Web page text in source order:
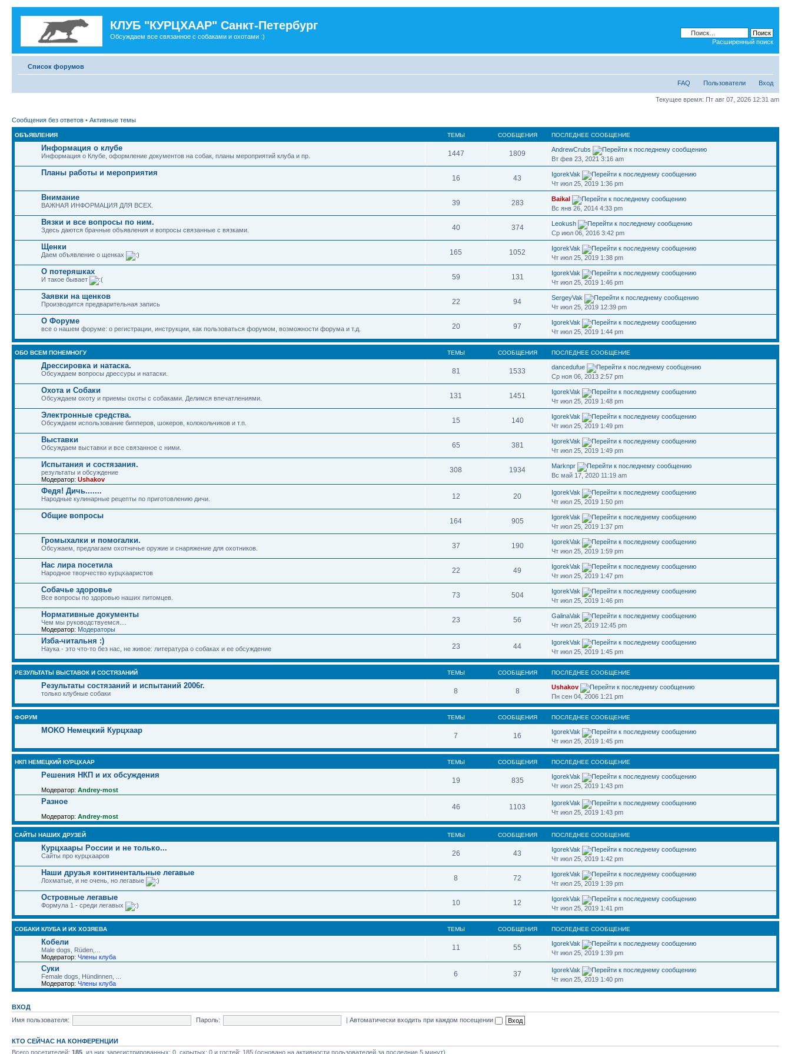
КЛУБ "КУРЦХААР" Санкт-Петербург
Обсуждаем все связанное с собаками и охотами :)
Расширенный поиск
Список форумов
FAQ Пользователи Вход
Текущее время: Пт авг 07, 2026 12:31 am
Сообщения без ответов • Активные темы
ОБЪЯВЛЕНИЯ ТЕМЫ СООБЩЕНИЯ ПОСЛЕДНЕЕ СООБЩЕНИЕ
Информация о клубе
Информация о Клубе, оформление документов на собак, планы мероприятий клуба и пр. 1447 1809
AndrewCrubs
Вт фев 23, 2021 3:16 am
Планы работы и мероприятия
16 43
IgorekVak
Чт июл 25, 2019 1:36 pm
Внимание
ВАЖНАЯ ИНФОРМАЦИЯ ДЛЯ ВСЕХ. 39 283
Baikal
Вс янв 26, 2014 4:33 pm
Вязки и все вопросы по ним.
Здесь даются брачные объявления и вопросы связанные с вязками. 40 374
Leokush
Ср июл 06, 2016 3:42 pm
Щенки
Даем объявление о щенках 165 1052
IgorekVak
Чт июл 25, 2019 1:38 pm
О потеряшках
И такое бывает 59 131
IgorekVak
Чт июл 25, 2019 1:46 pm
Заявки на щенков
Производится предварительная запись 22 94
SergeyVak
Чт июл 25, 2019 12:39 pm
О Форуме
все о нашем форуме: о регистрации, инструкции, как пользоваться форумом, возможности форума и т.д. 20 97
IgorekVak
Чт июл 25, 2019 1:44 pm
ОБО ВСЕМ ПОНЕМНОГУ ТЕМЫ СООБЩЕНИЯ ПОСЛЕДНЕЕ СООБЩЕНИЕ
Дрессировка и натаска.
Обсуждаем вопросы дрессуры и натаски. 81 1533
dancedufue
Ср ноя 06, 2013 2:57 pm
Охота и Собаки
Обсуждаем охоту и приемы охоты с собаками. Делимся впечатлениями. 131 1451
IgorekVak
Чт июл 25, 2019 1:48 pm
Электронные средства.
Обсуждаем использование бипперов, шокеров, колокольчиков и т.п. 15 140
IgorekVak
Чт июл 25, 2019 1:49 pm
Выставки
Обсуждаем выставки и все связанное с ними. 65 381
IgorekVak
Чт июл 25, 2019 1:49 pm
Испытания и состязания.
результаты и обсуждение
Модератор: Ushakov
308 1934
Marknpr
Вс май 17, 2020 11:19 am
Федя! Дичь.......
Народные кулинарные рецепты по приготовлению дичи. 12 20
IgorekVak
Чт июл 25, 2019 1:50 pm
Общие вопросы
164 905
IgorekVak
Чт июл 25, 2019 1:37 pm
Громыхалки и помогалки.
Обсужаем, предлагаем охотничье оружие и снаряжение для охотников. 37 190
IgorekVak
Чт июл 25, 2019 1:59 pm
Нас лира посетила
Народное творчество курцхааристов 22 49
IgorekVak
Чт июл 25, 2019 1:47 pm
Собачье здоровье
Все вопросы по здоровью наших питомцев. 73 504
IgorekVak
Чт июл 25, 2019 1:46 pm
Нормативные документы
Чем мы руководствуемся....
Модератор: Модераторы
23 56
GalinaVak
Чт июл 25, 2019 12:45 pm
Изба-читальня :)
Наука - это что-то без нас, не живое: литература о собаках и ее обсуждение 23 44
IgorekVak
Чт июл 25, 2019 1:45 pm
РЕЗУЛЬТАТЫ ВЫСТАВОК И СОСТЯЗАНИЙ ТЕМЫ СООБЩЕНИЯ ПОСЛЕДНЕЕ СООБЩЕНИЕ
Результаты состязаний и испытаний 2006г.
только клубные собаки 8 8
Ushakov
Пн сен 04, 2006 1:21 pm
ФОРУМ ТЕМЫ СООБЩЕНИЯ ПОСЛЕДНЕЕ СООБЩЕНИЕ
MOKO Немецкий Курцхаар
7 16
IgorekVak
Чт июл 25, 2019 1:45 pm
НКП НЕМЕЦКИЙ КУРЦХААР ТЕМЫ СООБЩЕНИЯ ПОСЛЕДНЕЕ СООБЩЕНИЕ
Решения НКП и их обсуждения
Модератор: Andrey-most
19 835
IgorekVak
Чт июл 25, 2019 1:43 pm
Разное
Модератор: Andrey-most
46 1103
IgorekVak
Чт июл 25, 2019 1:43 pm
САЙТЫ НАШИХ ДРУЗЕЙ ТЕМЫ СООБЩЕНИЯ ПОСЛЕДНЕЕ СООБЩЕНИЕ
Курцхаары России и не только...
Сайты про курцхааров 26 43
IgorekVak
Чт июл 25, 2019 1:42 pm
Наши друзья континентальные легавые
Лохматые, и не очень, но легавые 8 72
IgorekVak
Чт июл 25, 2019 1:39 pm
Островные легавые
Формула 1 - среди легавых 10 12
IgorekVak
Чт июл 25, 2019 1:41 pm
СОБАКИ КЛУБА И ИХ ХОЗЯЕВА ТЕМЫ СООБЩЕНИЯ ПОСЛЕДНЕЕ СООБЩЕНИЕ
Кобели
Male dogs, Rüden,...
Модератор: Члены клуба
11 55
IgorekVak
Чт июл 25, 2019 1:39 pm
Суки
Female dogs, Hündinnen, ...
Модератор: Члены клуба
6 37
IgorekVak
Чт июл 25, 2019 1:40 pm
ВХОД
Имя пользователя:
Пароль: |Автоматически входить при каждом посещении
КТО СЕЙЧАС НА КОНФЕРЕНЦИИ
Всего посетителей: 185 , из них зарегистрированных: 0, скрытых: 0 и гостей: 185 (основано на активности пользователей за последние 5 минут)